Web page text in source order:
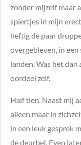
zonder mijzelf maar
spiertjes in mijn
heftig de paar
overgebleven, in
landen. Was het dan
oordeel zelf.
Half tien. Naast mij
alleen maar in
in een leuk gesprek
de deurbel. Even